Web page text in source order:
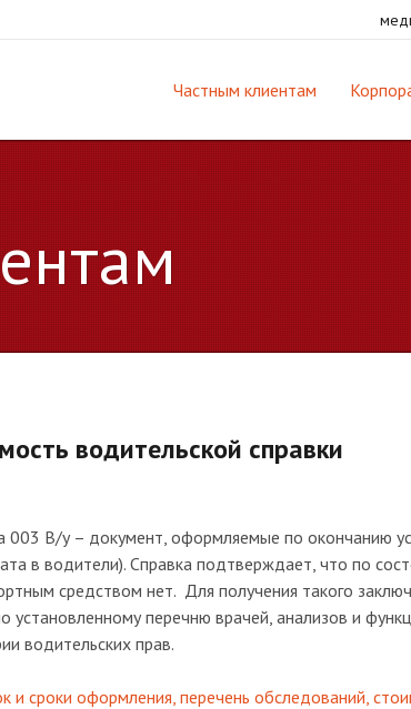
Частным клиентам
водительской справки
003 В/у – документ, оформляемые по окончанию
в водители). Справка подтверждает, что по
средством нет. Для получения такого
установленному перечню врачей, анализов и
водительских прав.
и сроки оформления, перечень обследований,